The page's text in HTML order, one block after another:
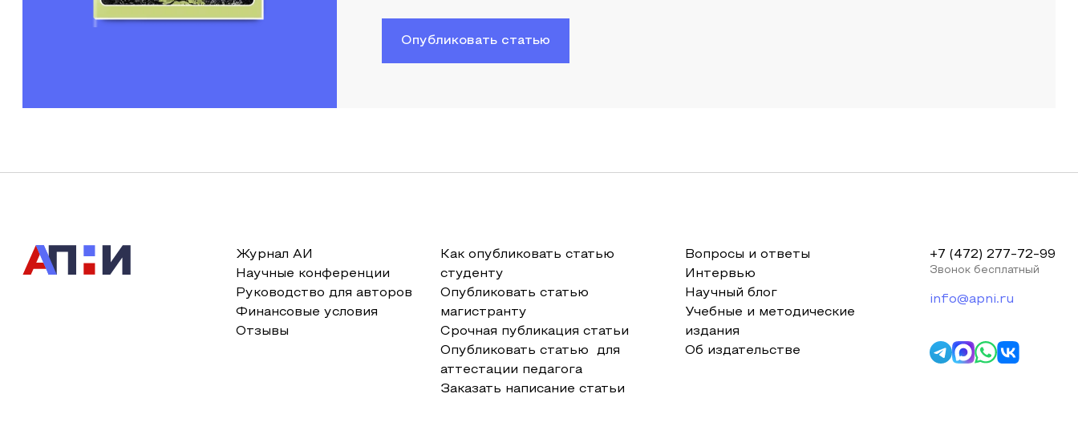
Опубликовать статью
Журнал АИ
Научные конференции
Руководство для авторов
Финансовые условия
Отзывы
Как опубликовать статью
студенту
Опубликовать статью
магистранту
Срочная публикация статьи
Опубликовать статью для
аттестации педагога
Заказать написание статьи
Вопросы и ответы
Интервью
Научный блог
Учебные и методические
издания
Об издательстве
+7 (472) 277-72-99
Звонок бесплатный
info@apni.ru